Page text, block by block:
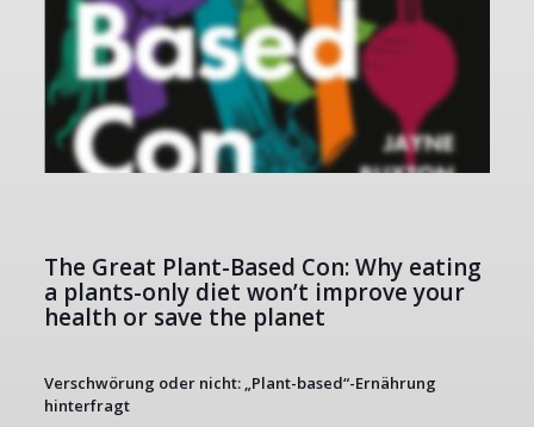
The Great Plant-Based Con: Why eating
a plants-only diet won’t improve your
health or save the planet
Verschwörung oder nicht: „Plant-based“-Ernährung
hinterfragt